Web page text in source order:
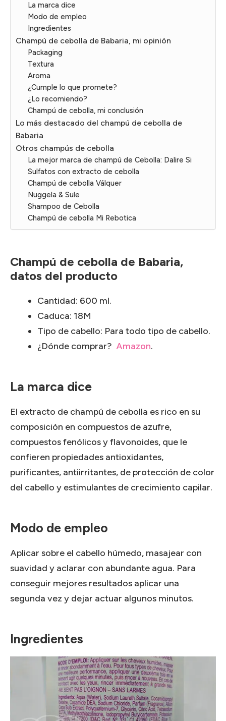
La marca dice
Modo de empleo
Ingredientes
Champú de cebolla de Babaria, mi opinión
Packaging
Textura
Aroma
¿Cumple lo que promete?
¿Lo recomiendo?
Champú de cebolla, mi conclusión
Lo más destacado del champú de cebolla de
Babaria
Otros champús de cebolla
La mejor marca de champú de Cebolla: Dalire Si
Sulfatos con extracto de cebolla
Champú de cebolla Válquer
Nuggela & Sule
Shampoo de Cebolla
Champú de cebolla Mi Rebotica
Champú de cebolla de Babaria,
datos del producto
Cantidad: 600 ml.
Caduca: 18M
Tipo de cabello: Para todo tipo de cabello.
¿Dónde comprar? Amazon.
La marca dice
El extracto de champú de cebolla es rico en su
composición en compuestos de azufre,
compuestos fenólicos y flavonoides, que le
confieren propiedades antioxidantes,
purificantes, antiirritantes, de protección de color
del cabello y estimulantes de crecimiento capilar.
Modo de empleo
Aplicar sobre el cabello húmedo, masajear con
suavidad y aclarar con abundante agua. Para
conseguir mejores resultados aplicar una
segunda vez y dejar actuar algunos minutos.
Ingredientes